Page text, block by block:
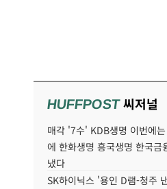
HUFFPOST씨저널
매각 '7수' KDB생명 이번에
에 한화생명 흥국생명 한국금
냈다
SK하이닉스 '용인 D램-청주